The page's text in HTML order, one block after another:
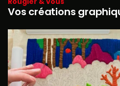
Vos créations